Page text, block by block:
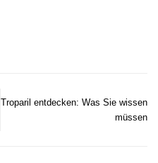
Troparil entdecken: Was Sie wissen
müssen